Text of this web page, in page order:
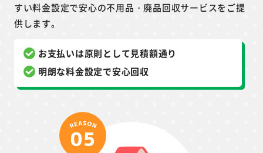
すい料金設定で安心の不用品・廃品回収サービスをご提
供します。
お支払いは原則として見積額通り
明朗な料金設定で安心回収